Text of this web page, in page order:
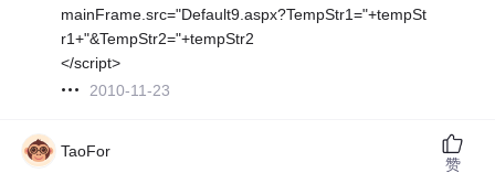
mainFrame.src="Default9.aspx?TempStr1="+tempSt
r1+"&TempStr2="+tempStr2
</script>
2010-11-23
TaoFor
赞